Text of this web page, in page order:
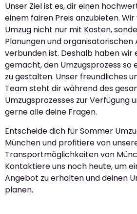
Unser Ziel ist es, dir einen
einem fairen Preis anzubieten. Wir
Umzug nicht nur mit Kosten,
Planungen und organisatorischen
verbunden ist. Deshalb haben wir
gemacht, den Umzugsprozess so
zu gestalten. Unser freundliches
Team steht dir während des
Umzugsprozesses zur Verfügung
gerne alle deine Fragen.
Entscheide dich für Sommer
München und profitiere von
Transportmöglichkeiten von
Kontaktiere uns noch heute, um
Angebot zu erhalten und deinen
planen.